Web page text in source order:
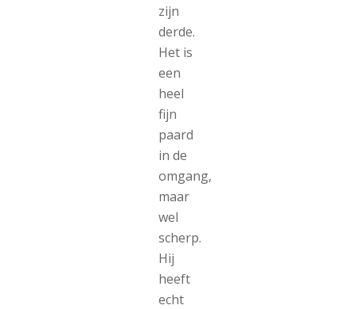
zijn
derde.
Het is
een
heel
fijn
paard
in de
omgang,
maar
wel
scherp.
Hij
heeft
echt